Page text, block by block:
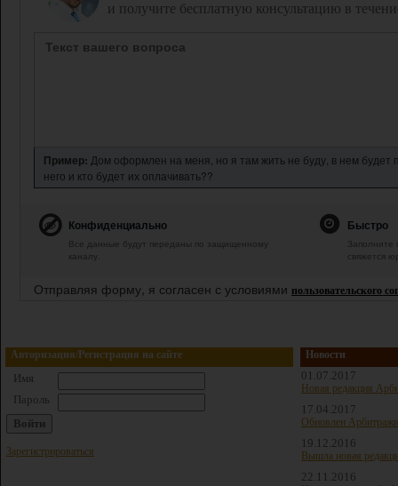
и получите бесплатную консультацию в
Пример: Дом оформлен на меня, но я там жить не буду, в нем будет
него и кто будет их оплачивать??
Конфиденциально
Все данные будут переданы по защищенному
каналу.
Быстро
свяжется
Отправляя форму, я согласен с условиями пользовательского
Авторизация/Регистрация на сайте
Имя
Пароль
Зарегистрироваться
Новости
01.07.2017
Новая редакция
17.04.2017
Обновлен
19.12.2016
Вышла новая
22.11.2016